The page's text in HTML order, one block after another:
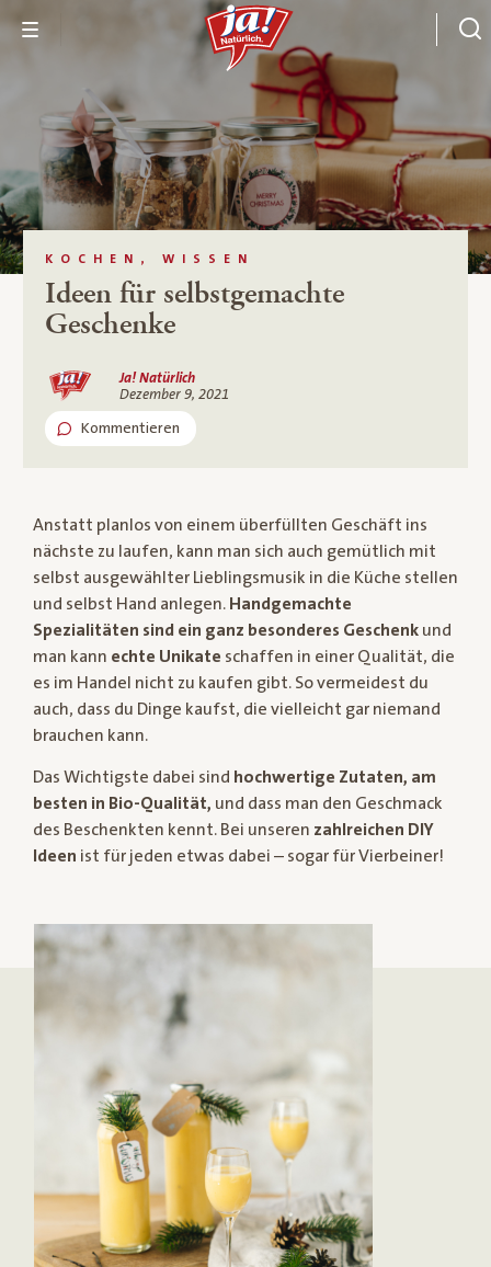
KOCHEN, WISSEN
Ideen für selbstgemachte
Geschenke
Ja! Natürlich
Dezember 9, 2021
Kommentieren
Anstatt planlos von einem überfüllten Geschäft ins
nächste zu laufen, kann man sich auch gemütlich mit
selbst ausgewählter Lieblingsmusik in die Küche stellen
und selbst Hand anlegen. Handgemachte
Spezialitäten sind ein ganz besonderes Geschenk und
man kann echte Unikate schaffen in einer Qualität, die
es im Handel nicht zu kaufen gibt. So vermeidest du
auch, dass du Dinge kaufst, die vielleicht gar niemand
brauchen kann.
Das Wichtigste dabei sind hochwertige Zutaten, am
besten in Bio-Qualität, und dass man den Geschmack
des Beschenkten kennt. Bei unseren zahlreichen DIY
Ideen ist für jeden etwas dabei – sogar für Vierbeiner!